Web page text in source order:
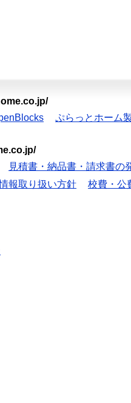
ぷらっとホーム
見積書・納品書・請求書の
報取り扱い方針 校費・公